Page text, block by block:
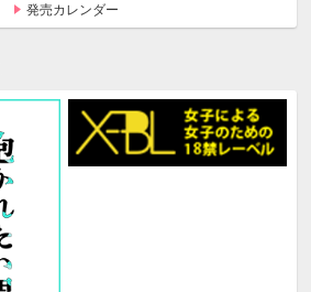
発売カレンダー